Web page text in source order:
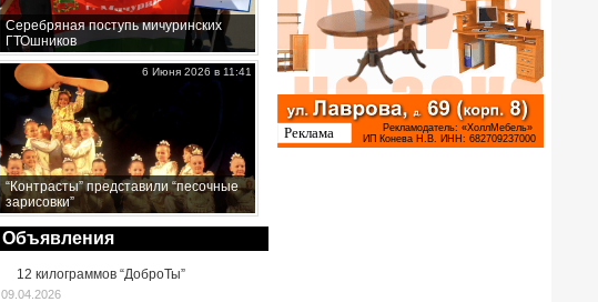
Серебряная поступь мичуринских
ГТОшников
“Контрасты” представили “песочные
зарисовки”
6 Июня 2026 в 11:41
Объявления
12 килограммов “ДоброТы”
09.04.2026